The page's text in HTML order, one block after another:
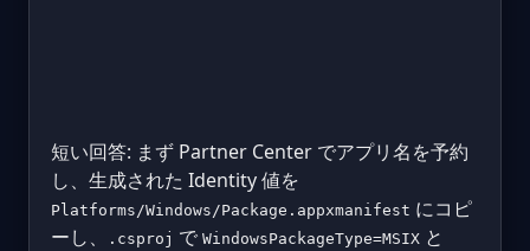
短い回答: まず Partner Center でアプリ名を予約
し、生成された Identity 値を
Platforms/Windows/Package.appxmanifest にコピ
ーし、
.csproj で WindowsPackageType=MSIX と